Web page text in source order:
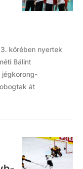
körében nyertek
Bálint
jégkorong-
át